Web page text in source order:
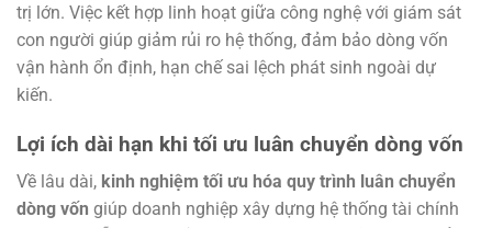
trị lớn. Việc kết hợp linh hoạt giữa công nghệ với giám sát
con người giúp giảm rủi ro hệ thống, đảm bảo dòng vốn
vận hành ổn định, hạn chế sai lệch phát sinh ngoài dự
kiến.
Lợi ích dài hạn khi tối ưu luân chuyển dòng vốn
Về lâu dài, kinh nghiệm tối ưu hóa quy trình luân chuyển
dòng vốn giúp doanh nghiệp xây dựng hệ thống tài chính